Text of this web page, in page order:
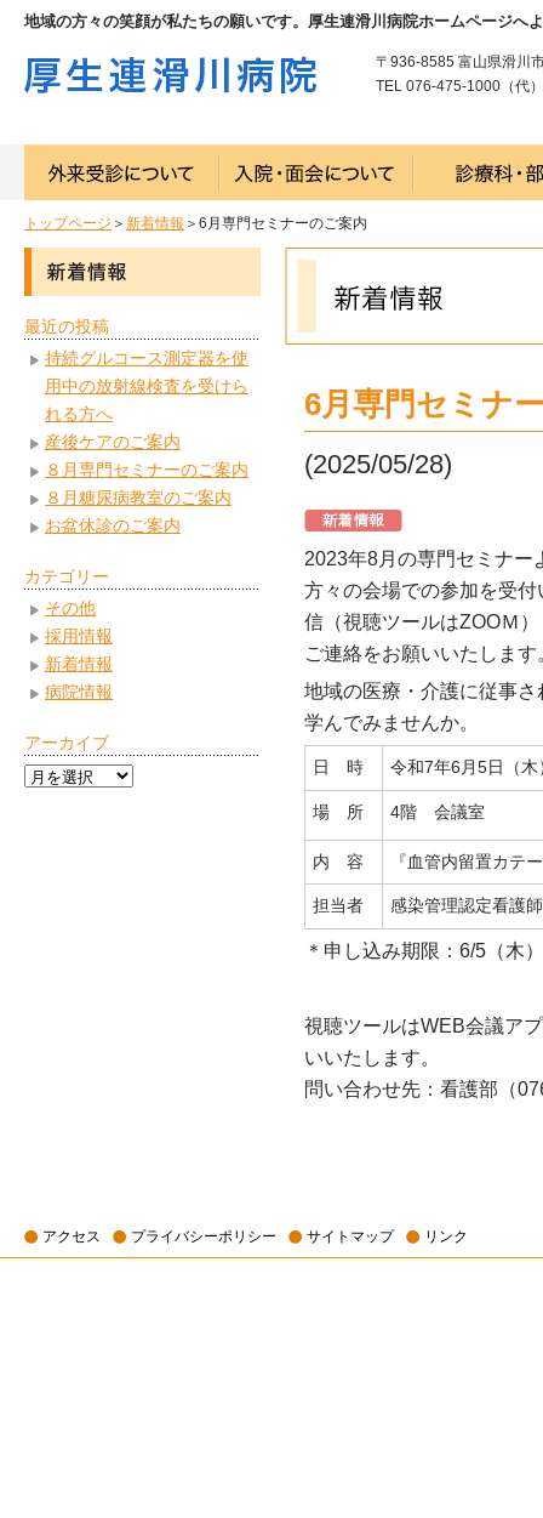
地域の方々の笑顔が私たちの願いです。厚生連滑川病院ホームページへ
〒936-8585 富山県滑川
TEL 076-475-1000（代
トップページ ＞ 新着情報 ＞6月専門セミナーのご案内
6月専門セミナ
(2025/05/28)
2023年8月の専門セミナー
方々の会場での参加を受
信（視聴ツールはZOOＭ
ご連絡をお願いいたします
地域の医療・介護に従事
学んでみませんか。
日 時 令和7年6月5日（
場 所 4階 会議室
内 容 『血管内留置カテ
担当者 感染管理認定看
＊申し込み期限：6/5（木
視聴ツールはWEB会議ア
いいたします。
問い合わせ先：看護部（
最近の投稿
持続グルコース測定器を使
用中の放射線検査を受けら
れる方へ
産後ケアのご案内
８月専門セミナーのご案内
８月糖尿病教室のご案内
お盆休診のご案内
カテゴリー
その他
採用情報
新着情報
病院情報
アーカイブ
ア
アクセス プライバシーポリシー サイトマップ リンク